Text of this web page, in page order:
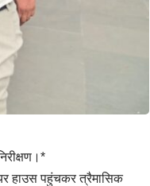
हाउस पहुंचकर त्रैमासिक